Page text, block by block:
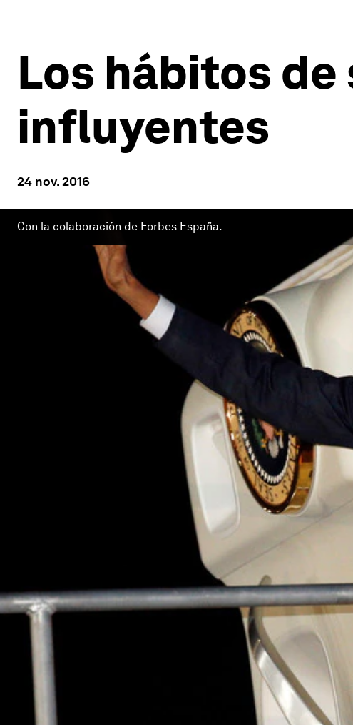
Los hábitos de
influyentes
24 nov. 2016
Con la colaboración de Forbes España.